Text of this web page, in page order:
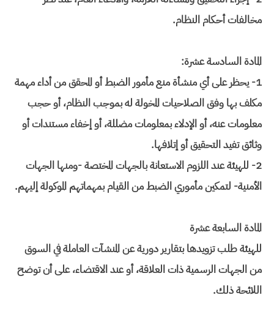
مخالفات أحكام النظام.
المادة السادسة عشرة:
1- يحظر على أي منشأة منع مأمور الضبط أو المحقق من أداء مهمة
مكلف بها وفق الصلاحيات المخولة له بموجب النظام، أو حجب
معلومات عنه، أو الإدلاء بمعلومات مضللة، أو إخفاء مستندات أو
وثائق تفيد التحقيق أو إتلافها.
2- للهيئة عند اللزوم الاستعانة بالجهات المختصة -ومنها الجهات
الأمنية- لتمكين مأموري الضبط من القيام بمهماتهم الموكولة إليهم.
المادة السابعة عشرة
للهيئة طلب تزويدها بتقارير دورية عن المنشآت العاملة في السوق
من الجهات الرسمية ذات العلاقة، أو عند الاقتضاء، على أن توضح
اللائحة ذلك.